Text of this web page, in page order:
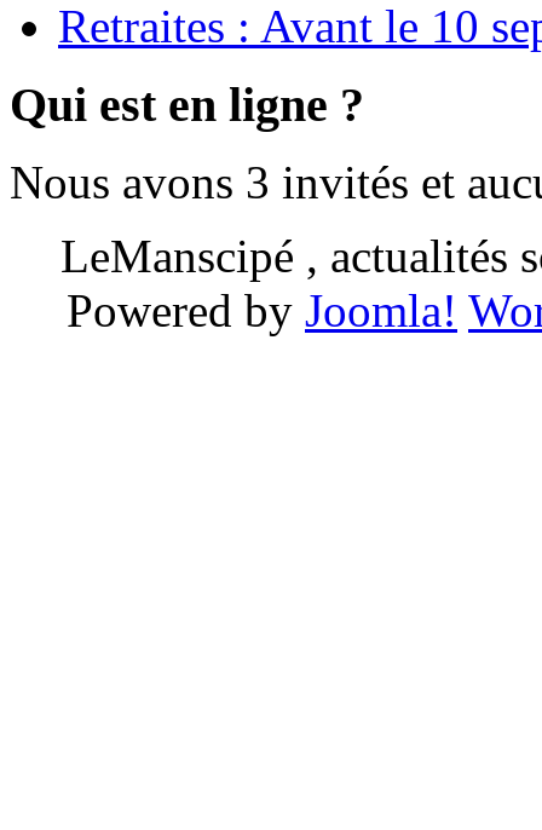
Retraites : Avant le 10
Qui est en ligne ?
Nous avons 3 invités et
LeManscipé , actualités
Powered by Joomla!